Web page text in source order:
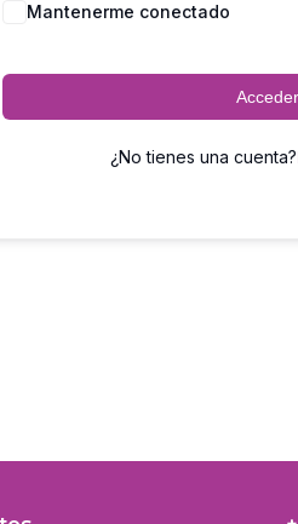
Mantenerme conectado
Acceder
¿No tienes una cuenta?